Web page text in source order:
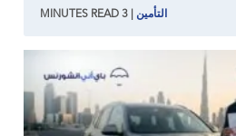
التأمين 3
MINUTES READ